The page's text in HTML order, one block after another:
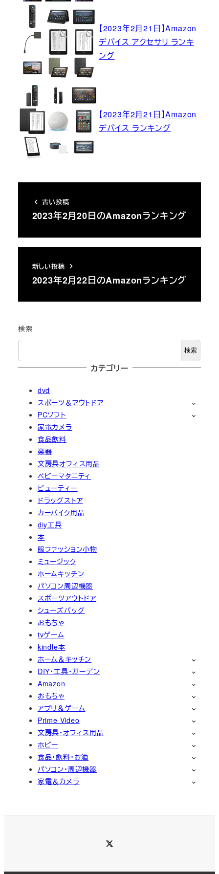
【2023年2月21日】Amazon
デバイス アクセサリ ランキ
ング
【2023年2月21日】Amazon
デバイス ランキング
古い投稿
2023年2月20日のAmazonランキング
新しい投稿
2023年2月22日のAmazonランキング
検索
検索
カテゴリー
dvd
スポーツ＆アウトドア
PCソフト
家電カメラ
食品飲料
楽器
文房具オフィス用品
ベビーマタニティ
ビューティー
ドラッグストア
カーバイク用品
diy工具
本
服ファッション小物
ミュージック
ホームキッチン
パソコン周辺機器
スポーツアウトドア
シューズバッグ
おもちゃ
tvゲーム
kindle本
ホーム＆キッチン
DIY・工具・ガーデン
Amazon
おもちゃ
アプリ＆ゲーム
Prime Video
文房具・オフィス用品
ホビー
食品・飲料・お酒
パソコン・周辺機器
家電＆カメラ